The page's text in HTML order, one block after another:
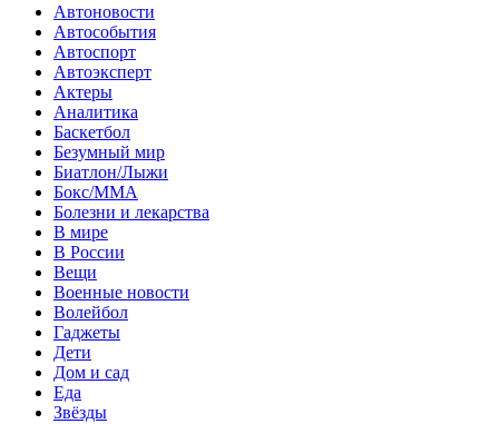
Автоновости
Автособытия
Автоспорт
Автоэксперт
Актеры
Аналитика
Баскетбол
Безумный мир
Биатлон/Лыжи
Бокс/MMA
Болезни и лекарства
В мире
В России
Вещи
Военные новости
Волейбол
Гаджеты
Дети
Дом и сад
Еда
Звёзды